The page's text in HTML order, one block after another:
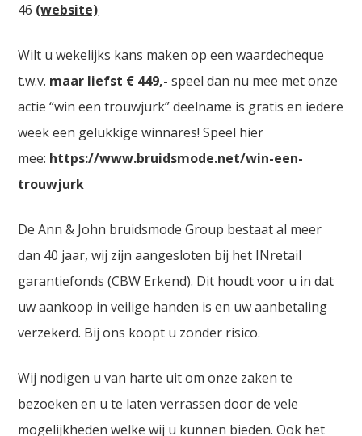
46 (website)
Wilt u wekelijks kans maken op een waardecheque
t.w.v. maar liefst € 449,- speel dan nu mee met onze
actie “win een trouwjurk” deelname is gratis en iedere
week een gelukkige winnares! Speel hier
mee: https://www.bruidsmode.net/win-een-
trouwjurk
De Ann & John bruidsmode Group bestaat al meer
dan 40 jaar, wij zijn aangesloten bij het INretail
garantiefonds (CBW Erkend). Dit houdt voor u in dat
uw aankoop in veilige handen is en uw aanbetaling
verzekerd. Bij ons koopt u zonder risico.
Wij nodigen u van harte uit om onze zaken te
bezoeken en u te laten verrassen door de vele
mogelijkheden welke wij u kunnen bieden. Ook het